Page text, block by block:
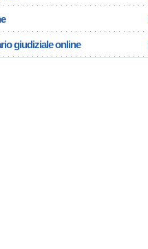
giudiziale online